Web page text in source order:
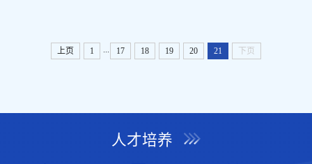
上页 1 ... 17 18 19 20 21 下页
人才培养